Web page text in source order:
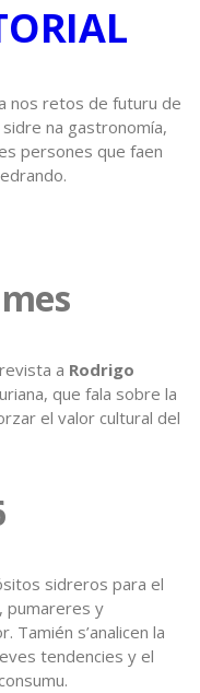
nos retos de futuru de
na gastronomía,
persones que faen
a Rodrigo
que fala sobre la
el valor cultural del
sidreros para el
pumareres y
Tamién s’analicen la
tendencies y el